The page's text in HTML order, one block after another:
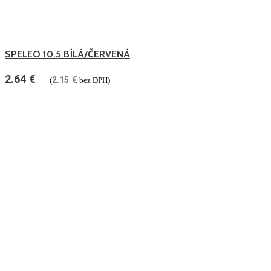
SPELEO 10.5 BÍLÁ/ČERVENÁ
2.64 € (2.15 € bez DPH)